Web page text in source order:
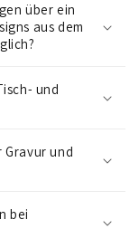
über ein
aus dem
und
Gravur und
bei